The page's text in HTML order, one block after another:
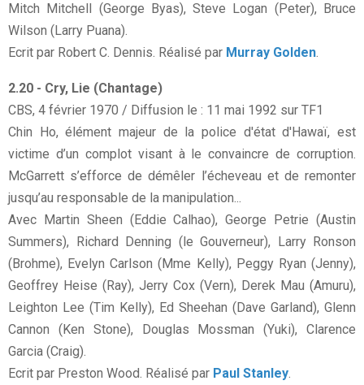
Mitch Mitchell (George Byas), Steve Logan (Peter), Bruce
Wilson (Larry Puana).
Ecrit par Robert C. Dennis. Réalisé par Murray Golden.
2.20 - Cry, Lie (Chantage)
CBS, 4 février 1970 / Diffusion le : 11 mai 1992 sur TF1
Chin Ho, élément majeur de la police d'état d'Hawaï, est
victime d’un complot visant à le convaincre de corruption.
McGarrett s’efforce de démêler l’écheveau et de remonter
jusqu’au responsable de la manipulation...
Avec Martin Sheen (Eddie Calhao), George Petrie (Austin
Summers), Richard Denning (le Gouverneur), Larry Ronson
(Brohme), Evelyn Carlson (Mme Kelly), Peggy Ryan (Jenny),
Geoffrey Heise (Ray), Jerry Cox (Vern), Derek Mau (Amuru),
Leighton Lee (Tim Kelly), Ed Sheehan (Dave Garland), Glenn
Cannon (Ken Stone), Douglas Mossman (Yuki), Clarence
Garcia (Craig).
Ecrit par Preston Wood. Réalisé par Paul Stanley.